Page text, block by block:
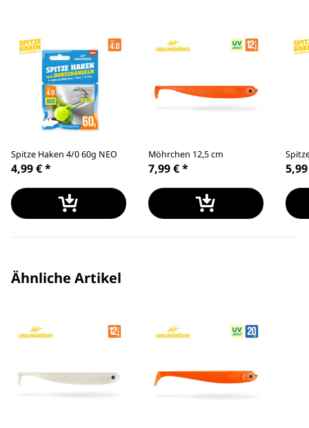
Spitze Haken 4/0 60g NEO
4,99 €*
Möhrchen 12,5 cm
7,99 €*
Ähnliche Artikel